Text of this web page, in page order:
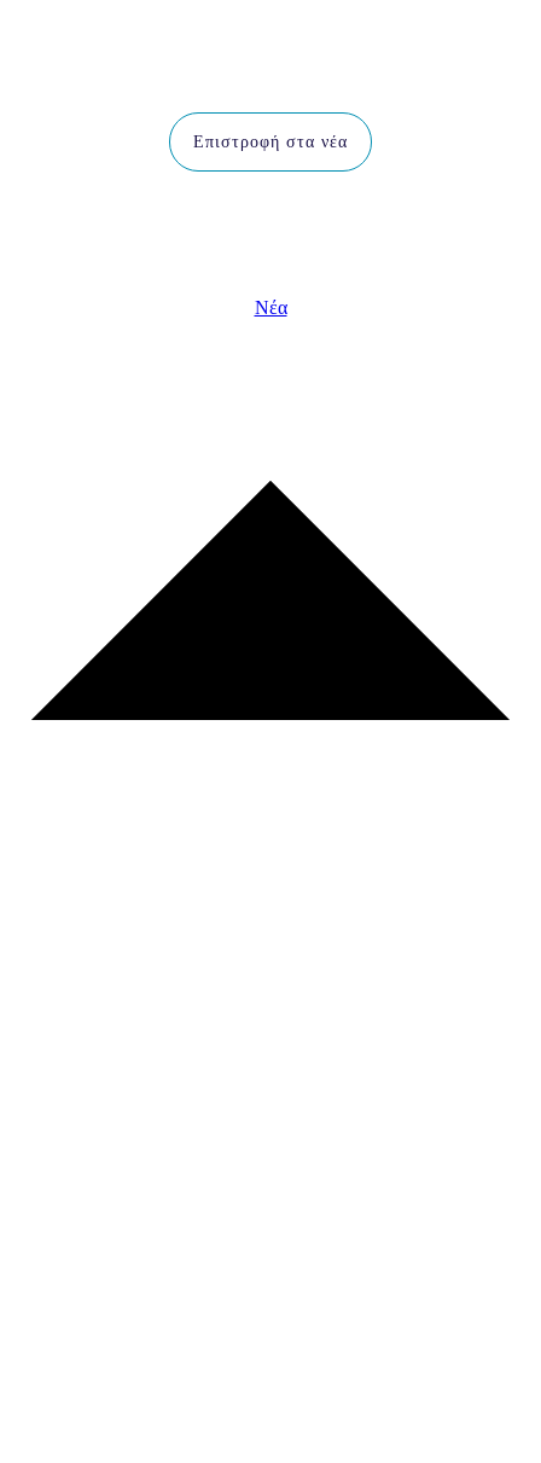
Επιστροφή στα νέα
Νέα